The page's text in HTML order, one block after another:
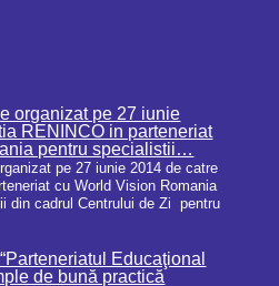
organizat pe 27 iunie
RENINCO in parteneriat
pentru specialistii…
pe 27 iunie 2014 de catre
cu World Vision Romania
din cadrul Centrului de Zi pentru
Educaţional
de bună practică